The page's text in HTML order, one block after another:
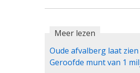
Meer lezen
Oude afvalberg laat
Geroofde munt van 1